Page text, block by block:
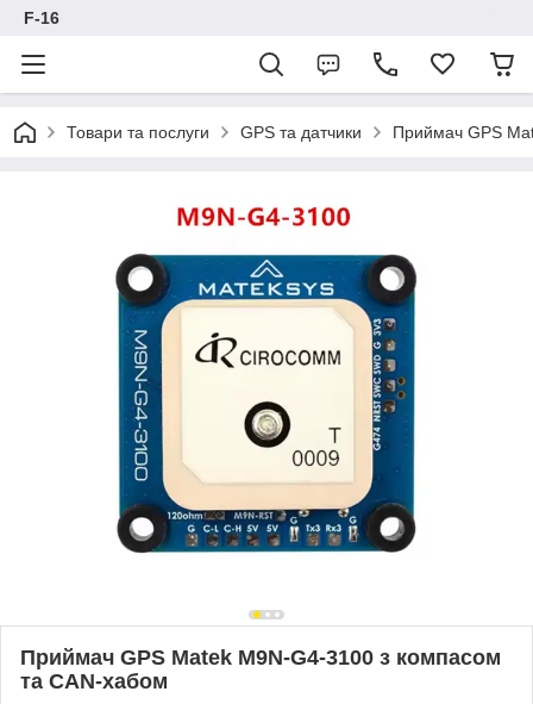
F-16
Товари та послуги GPS та датчики Приймач GPS
Приймач GPS Matek M9N-G4-3100 з компасом
та СAN-хабом